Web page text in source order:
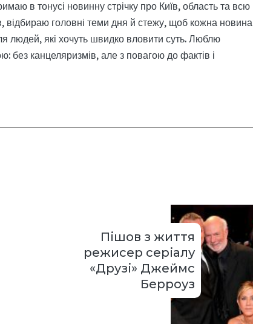
в тонусі новинну стрічку про Київ, область та всю
відбираю головні теми дня й стежу, щоб кожна новина
людей, які хочуть швидко вловити суть. Люблю
без канцеляризмів, але з повагою до фактів і
Пішов з життя
режисер серіалу
«Друзі» Джеймс
Берроуз